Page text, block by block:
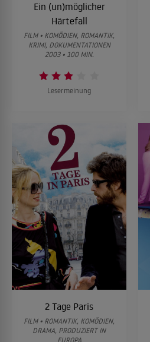
Ein (un)möglicher
Härtefall
FILM • KOMÖDIEN, ROMANTIK,
KRIMI, DOKUMENTATIONEN
2003 • 100 MIN.
Lesermeinung
2 Tage Paris
FILM • ROMANTIK, KOMÖDIEN,
DRAMA, PRODUZIERT IN
EUROPA